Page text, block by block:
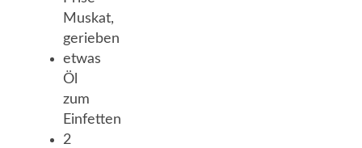
Muskat,
gerieben
etwas
Öl
zum
Einfetten
2